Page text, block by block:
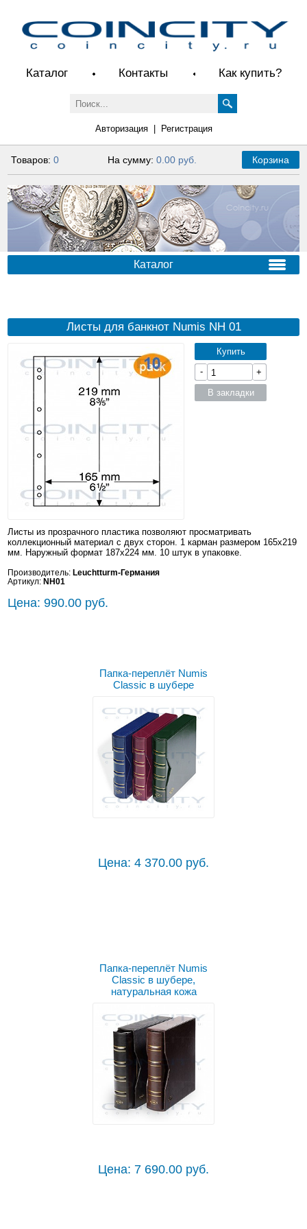
Каталог Контакты Как купить?
Авторизация| Регистрация
Товаров:0 На сумму: 0.00 руб. Корзина
Каталог
Листы для банкнот Numis NH 01
Листы из прозрачного пластика позволяют просматривать
коллекционный материал с двух сторон. 1 карман размером 165x219
мм. Наружный формат 187x224 мм. 10 штук в упаковке.
Производитель: Leuchtturm-Германия
Артикул: NH01
Цена: 990.00 руб.
Купить
-
+
В закладки
Папка-переплёт Numis
Classic в шубере
Цена: 4 370.00 руб.
Папка-переплёт Numis
Classic в шубере,
натуральная кожа
Цена: 7 690.00 руб.